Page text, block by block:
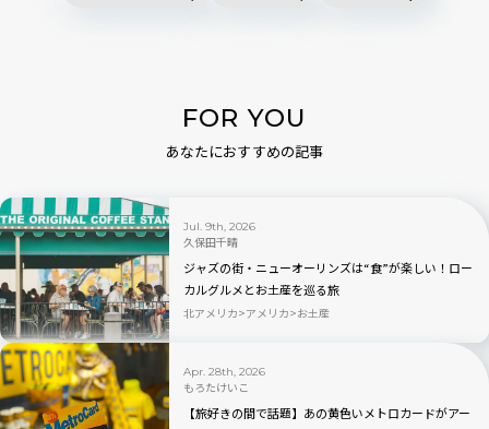
FOR YOU
あなたにおすすめの記事
Jul. 9th, 2026
久保田千晴
ジャズの街・ニューオーリンズは“食”が楽しい！ロー
カルグルメとお土産を巡る旅
北アメリカ アメリカ お土産
Apr. 28th, 2026
もろたけいこ
【旅好きの間で話題】あの黄色いメトロカードがアー